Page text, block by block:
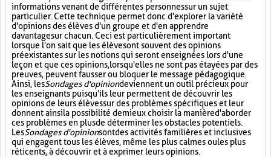
informations venant de différentes personnes sur un sujet
particulier. Cette technique permet donc d'explorer la variété
d'opinions des élèves d'un groupe et d'en apprendre
davantage sur chacun. Ceci est particulièrement important
lorsque l'on sait que les élèves ont souvent des opinions
préexistantes sur les notions qui seront enseignées lors d'une
leçon et que ces opinions, lorsqu'elles ne sont pas étayées par des
preuves, peuvent fausser ou bloquer le message pédagogique.
Ainsi, lesSondages d'opiniondeviennent un outil précieux pour
les enseignants puisqu'ils leur permettent de découvrir les
opinions de leurs élèves sur des problèmes spécifiques et leur
donnent ainsi la possibilité de mieux choisir la manière d'aborder
ces problèmes en plus de déterminer les obstacles potentiels.
LesSondages d'opinionsont des activités familières et inclusives
qui engagent tous les élèves, même les plus calmes ou les plus
réticents, à découvrir et à exprimer leurs opinions.